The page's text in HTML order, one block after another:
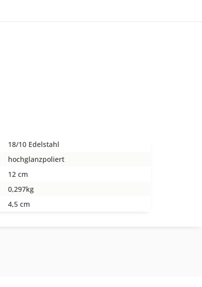
18/10 Edelstahl
hochglanzpoliert
12 cm
0,297kg
4,5 cm